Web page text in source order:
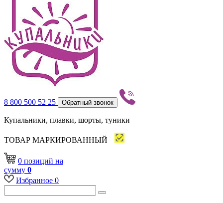
8 800 500 52 25 Обратный звонок
Купальники, плавки, шорты, туники
ТОВАР МАРКИРОВАННЫЙ
0 позиций на
сумму 0
Избранное 0